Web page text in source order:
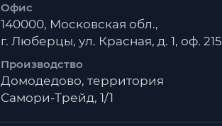
Офис
140000, Московская обл.,
г. Люберцы, ул. Красная, д. 1, оф. 215
Производство
Домодедово, территория
Самори-Трейд, 1/1